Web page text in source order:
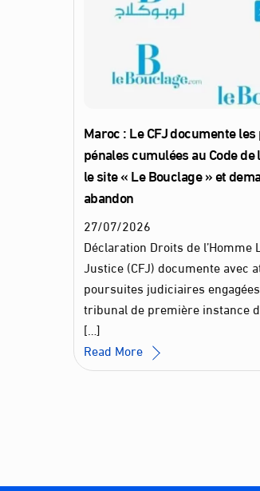
Maroc : Le CFJ documente
pénales cumulées au Code
le site « Le Bouclage » et
abandon
27/07/2026
Déclaration Droits de
Justice (CFJ) documente avec
poursuites judiciaires
tribunal de première instance
[…]
Read More